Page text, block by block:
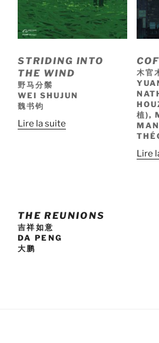
STRIDING INTO
THE WIND
野马分鬃
WEI SHUJUN
魏书钧
Lire la suite
木官
植),
Lire
THE REUNIONS
吉祥如意
DA PENG
大鹏